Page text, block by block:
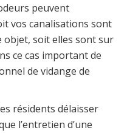
peuvent
vos canalisations sont
soit elles sont sur
ce cas important de
de vidange de
résidents délaisser
l’entretien d’une